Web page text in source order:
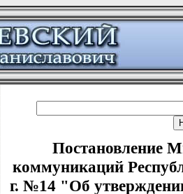
Постановление
коммуникаций
г. №14 "Об